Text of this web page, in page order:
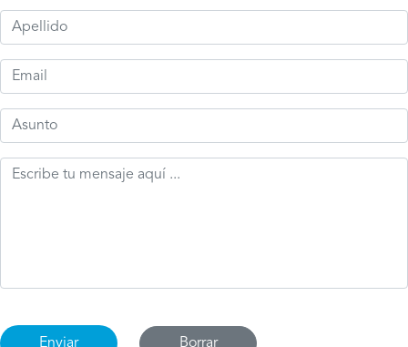
Borrar